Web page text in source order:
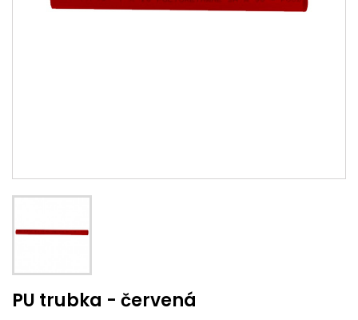
PU trubka - červená